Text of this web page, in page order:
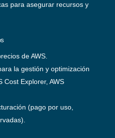
para asegurar recursos y
de AWS.
la gestión y optimización
Cost Explorer, AWS
(pago por uso,